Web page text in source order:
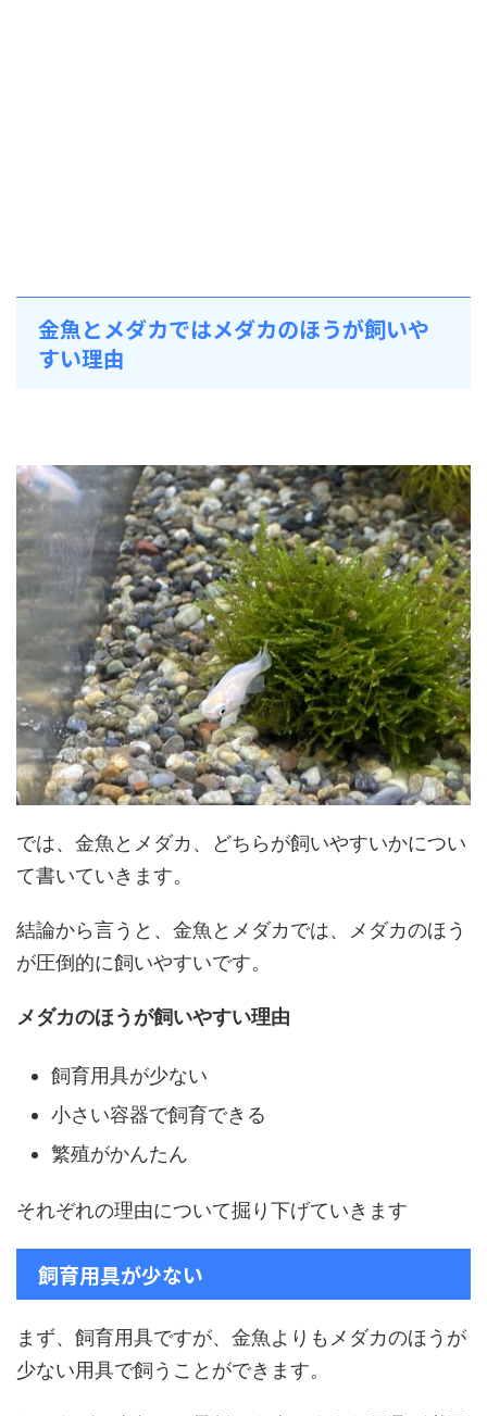
金魚とメダカではメダカのほうが飼いや
すい理由
では、金魚とメダカ、どちらが飼いやすいかについ
て書いていきます。
結論から言うと、金魚とメダカでは、メダカのほう
が圧倒的に飼いやすいです。
メダカのほうが飼いやすい理由
飼育用具が少ない
小さい容器で飼育できる
繁殖がかんたん
それぞれの理由について掘り下げていきます
飼育用具が少ない
まず、飼育用具ですが、金魚よりもメダカのほうが
少ない用具で飼うことができます。